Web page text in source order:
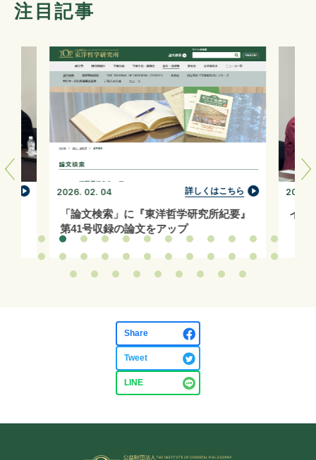
注目記事
2026. 02. 04 詳しくはこちら
「論文検索」に『東洋哲学研究所紀要』
第41号収録の論文をアップ
2026.
イン
Share
Tweet
LINE